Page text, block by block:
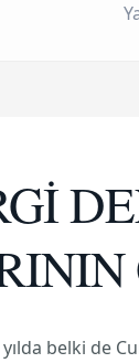
belki de